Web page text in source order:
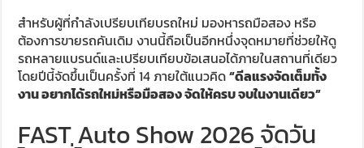
สำหรับผู้ที่กำลังเปรียบเทียบรถใหม่ มองหารถมือสอง หรือ
ต้องการขายรถคันเดิม งานนี้ถือเป็นอีกหนึ่งจุดหมายที่ช่วยให้ดู
รถหลายแบรนด์และเปรียบเทียบข้อเสนอได้ภายในสถานที่เดียว
โดยปีนี้จัดขึ้นเป็นครั้งที่ 14 ภายใต้แนวคิด“ดีลแรงจัดเต็มทั้ง
งาน อยากได้รถใหม่หรือมือสอง จัดให้ครบ จบในงานเดียว”
FAST Auto Show 2026 จัดวัน